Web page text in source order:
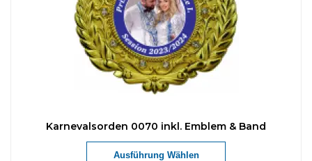
Karnevalsorden 0070 inkl. Emblem & Band
Ausführung Wählen